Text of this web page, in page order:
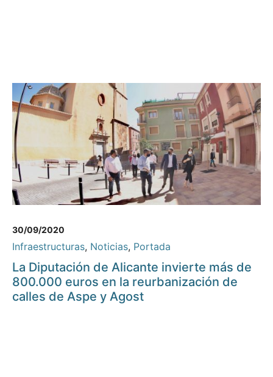
30/09/2020
Infraestructuras, Noticias, Portada
La Diputación de Alicante invierte más de
800.000 euros en la reurbanización de
calles de Aspe y Agost